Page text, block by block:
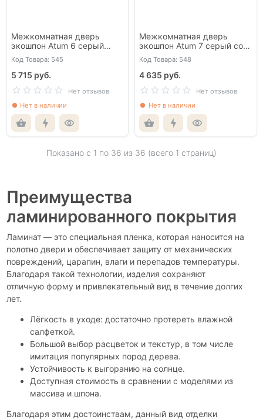
Межкомнатная дверь
экошпон Atum 6 серый
глухая
Код Товара: 545
5 715 руб.
Нет отзывов
Нет в наличии
Межкомнатная дверь
экошпон Atum 7 серый со
стеклом
Код Товара: 548
4 635 руб.
Нет отзывов
Нет в наличии
Показано с 1 по 36 из 36 (всего 1 страниц)
Преимущества
ламинированного покрытия
Ламинат — это специальная пленка, которая наносится на
полотно двери и обеспечивает защиту от механических
повреждений, царапин, влаги и перепадов температуры.
Благодаря такой технологии, изделия сохраняют
отличную форму и привлекательный вид в течение долгих
лет.
Лёгкость в уходе: достаточно протереть влажной
салфеткой.
Большой выбор расцветок и текстур, в том числе
имитация популярных пород дерева.
Устойчивость к выгоранию на солнце.
Доступная стоимость в сравнении с моделями из
массива и шпона.
Благодаря этим достоинствам, данный вид отделки